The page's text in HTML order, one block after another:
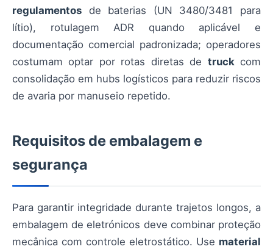
regulamentos de baterias (UN 3480/3481 para
lítio), rotulagem ADR quando aplicável e
documentação comercial padronizada; operadores
costumam optar por rotas diretas de truckcom
consolidação em hubs logísticos para reduzir riscos
de avaria por manuseio repetido.
Requisitos de embalagem e
segurança
Para garantir integridade durante trajetos longos, a
embalagem de eletrónicos deve combinar proteção
mecânica com controle eletrostático. Use material